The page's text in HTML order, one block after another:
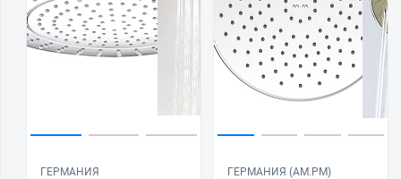
ГЕРМАНИЯ
ГЕРМАНИЯ (AM.PM)